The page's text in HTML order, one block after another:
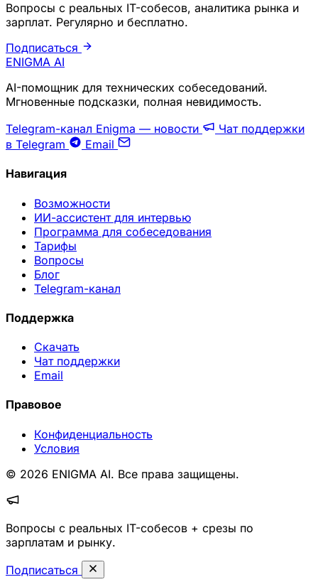
Вопросы с реальных IT-собесов, аналитика рынка и
зарплат. Регулярно и бесплатно.
Подписаться
ENIGMA AI
AI-помощник для технических собеседований.
Мгновенные подсказки, полная невидимость.
Telegram-канал Enigma — новости
Чат поддержки
в Telegram
Email
Навигация
Возможности
ИИ-ассистент для интервью
Программа для собеседования
Тарифы
Вопросы
Блог
Telegram-канал
Поддержка
Скачать
Чат поддержки
Email
Правовое
Конфиденциальность
Условия
© 2026 ENIGMA AI. Все права защищены.
Вопросы с реальных IT-собесов + срезы по
зарплатам и рынку.
Подписаться